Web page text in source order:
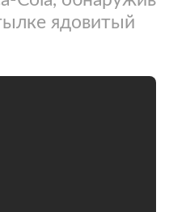
ядовитый